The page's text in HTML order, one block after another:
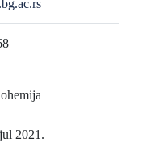
2021.